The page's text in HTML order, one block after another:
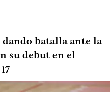
dando batalla ante la
su debut en el